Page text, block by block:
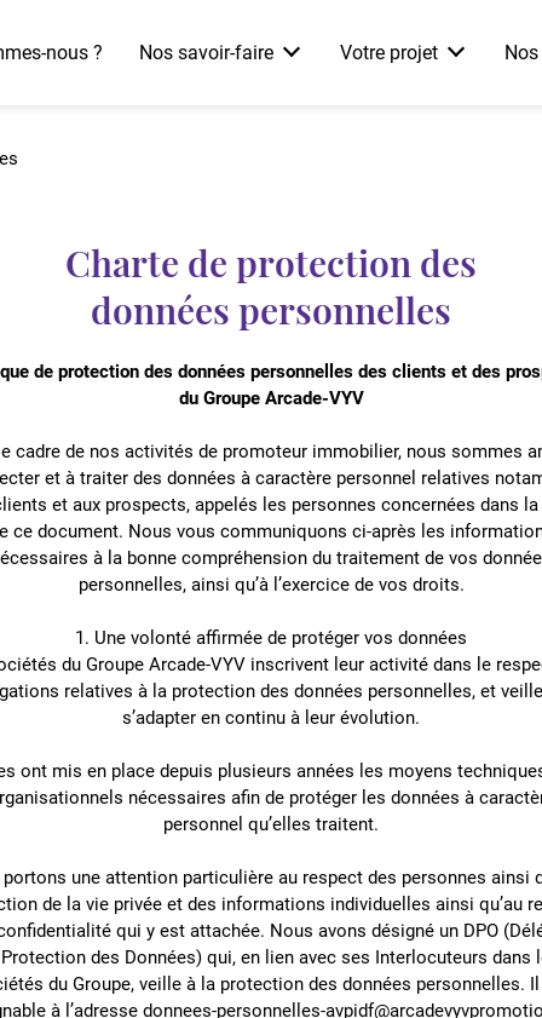
nous ? Nos savoir-faire
Agence de Montpellier
Agence de Lyon
Agence de Toulon
Votre projet
Les différentes étapes d’un achat
Nos conseils
Charte de protection des
données personnelles
de protection des données personnelles des clients et des
du Groupe Arcade-VYV
cadre de nos activités de promoteur immobilier, nous sommes
et à traiter des données à caractère personnel relatives
et aux prospects, appelés les personnes concernées dans
ce document. Nous vous communiquons ci-après les
à la bonne compréhension du traitement de vos
personnelles, ainsi qu’à l’exercice de vos droits.
1. Une volonté affirmée de protéger vos données
du Groupe Arcade-VYV inscrivent leur activité dans le
relatives à la protection des données personnelles, et
s’adapter en continu à leur évolution.
ont mis en place depuis plusieurs années les moyens
nécessaires afin de protéger les données à
personnel qu’elles traitent.
une attention particulière au respect des personnes ainsi
de la vie privée et des informations individuelles ainsi qu’au
qui y est attachée. Nous avons désigné un DPO
des Données) qui, en lien avec ses Interlocuteurs dans
du Groupe, veille à la protection des données personnelles.
à l’adresse donnees-personnelles-